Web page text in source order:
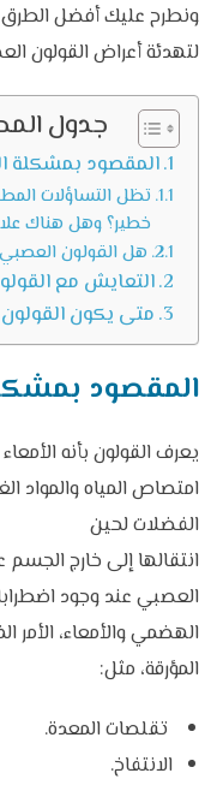
ونطرح عليك أفضل الطرق
لتهدئة أعراض القولون
جدول
المقصود بمشكلة
تظل التساؤلات
خطير؟ وهل هناك
هل القولون
التعايش مع
متى يكون
المقصود
يعرف القولون بأنه
امتصاص المياه والمواد
الفضلات لحين
انتقالها إلى خارج الجسم
العصبي عند وجود
الهضمي والأمعاء،
المؤرقة، مثل:
تقلصات المعدة.
الانتفاخ.